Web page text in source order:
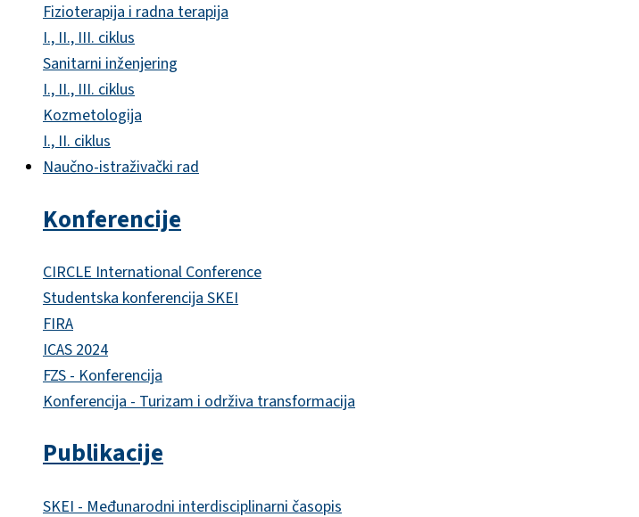
Fizioterapija i radna terapija
I., II., III. ciklus
Sanitarni inženjering
I., II., III. ciklus
Kozmetologija
I., II. ciklus
Naučno-istraživački rad
Konferencije
CIRCLE International Conference
Studentska konferencija SKEI
FIRA
ICAS 2024
FZS - Konferencija
Konferencija - Turizam i održiva transformacija
Publikacije
SKEI - Međunarodni interdisciplinarni časopis